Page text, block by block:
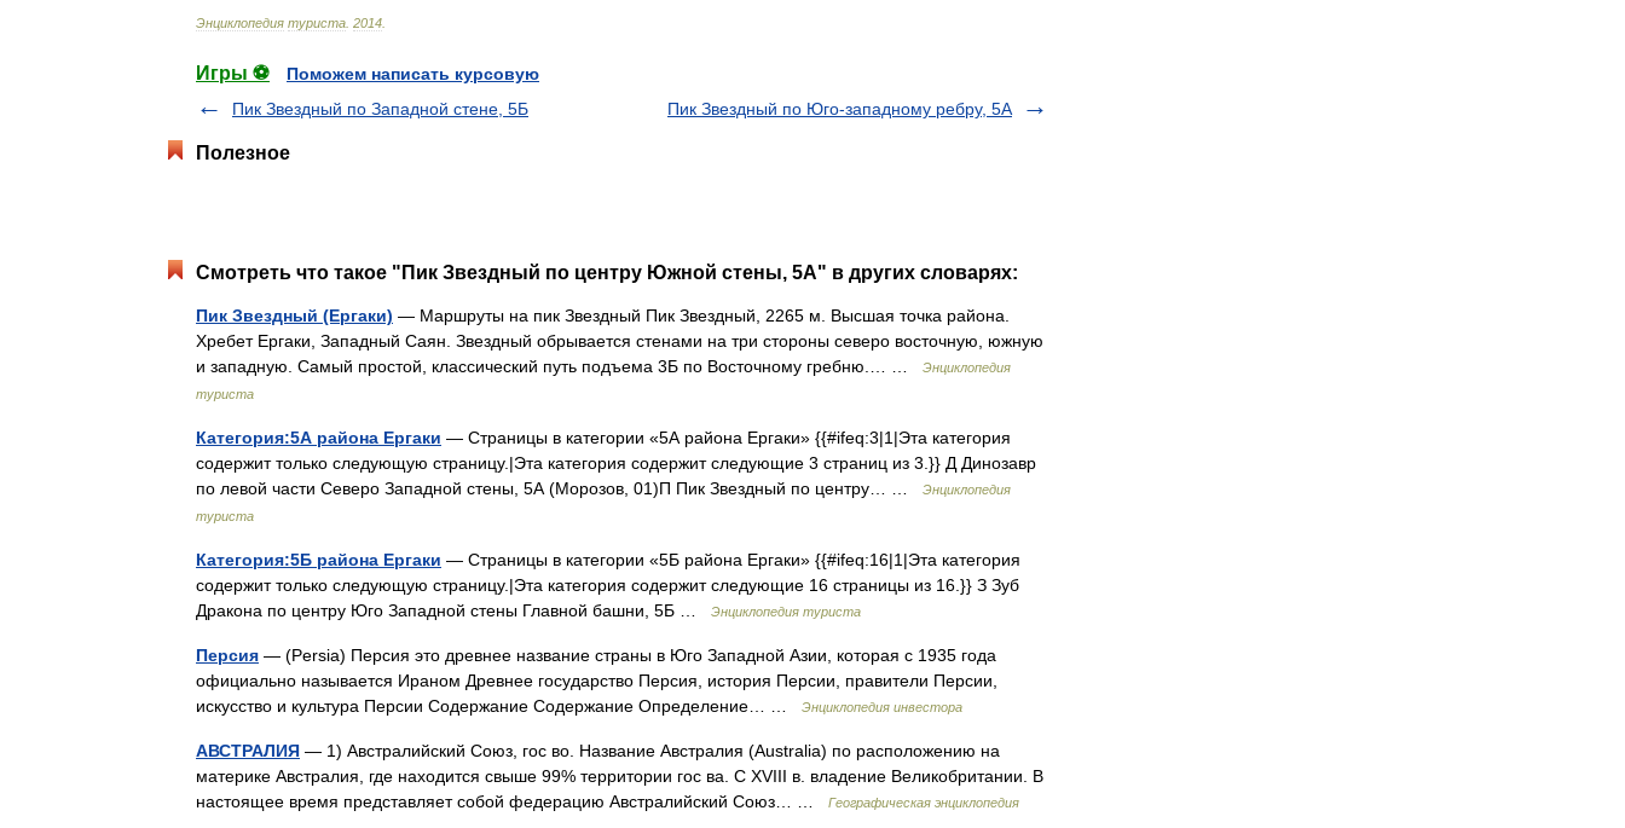
Энциклопедия туриста 2014
Игры ⚽
Поможем написать курсовую
Пик Звездный по Западной стене, 5Б
Пик Звездный по Юго-западному ребру, 5А
Полезное
Смотреть что такое "Пик Звездный по центру Южной стены, 5А" в других словарях:
Пик Звездный (Ергаки) — Маршруты на пик Звездный Пик Звездный, 2265 м. Высшая точка района.
Хребет Ергаки, Западный Саян. Звездный обрывается стенами на три стороны северо восточную, южную
и западную. Самый простой, классический путь подъема 3Б по Восточному гребню.… …
Энциклопедия
туриста
Категория:5А района Ергаки — Страницы в категории «5А района Ергаки» {{#ifeq:3|1|Эта категория
содержит только следующую страницу.|Эта категория содержит следующие 3 страниц из 3.}} Д Динозавр
по левой части Северо Западной стены, 5А (Морозов, 01)П Пик Звездный по центру… …
Энциклопедия
туриста
Категория:5Б района Ергаки — Страницы в категории «5Б района Ергаки» {{#ifeq:16|1|Эта категория
содержит только следующую страницу.|Эта категория содержит следующие 16 страницы из 16.}} З Зуб
Дракона по центру Юго Западной стены Главной башни, 5Б …
Энциклопедия туриста
Персия — (Persia) Персия это древнее название страны в Юго Западной Азии, которая с 1935 года
официально называется Ираном Древнее государство Персия, история Персии, правители Персии,
искусство и культура Персии Содержание Содержание Определение… …
Энциклопедия инвестора
АВСТРАЛИЯ — 1) Австралийский Союз, гос во. Название Австралия (Australia) по расположению на
материке Австралия, где находится свыше 99% территории гос ва. С XVIII в. владение Великобритании. В
настоящее время представляет собой федерацию Австралийский Союз… …
Географическая энциклопедия